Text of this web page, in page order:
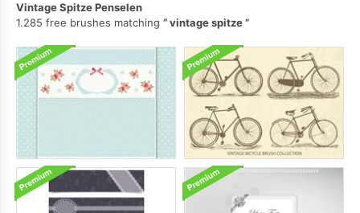
Vintage Spitze Penselen
1.285 free brushes matching
vintage spitze